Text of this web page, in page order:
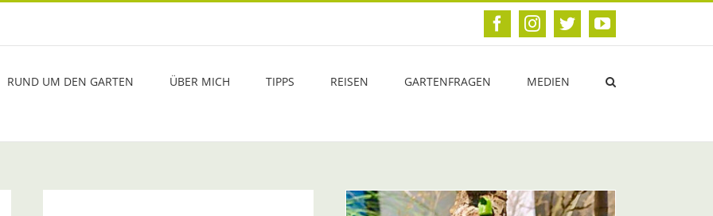
FacebookInstagram
TwitterYouTube
RUND UM DEN GARTEN ÜBER MICH TIPPS REISEN GARTENFRAGEN MEDIEN